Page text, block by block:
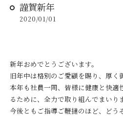
謹賀新年
2020/01/01
新年おめでとうございます。
旧年中は格別のご愛顧を賜り、厚く
本年も社員一同、皆様に健康と快適
るために、全力で取り組んでまいり
今後ともご指導ご鞭撻のほど、どう